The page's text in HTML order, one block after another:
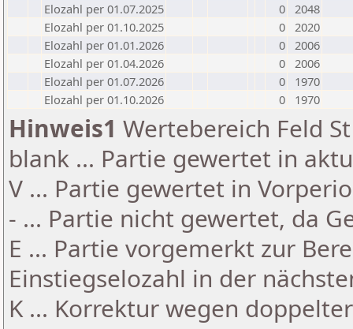
Elozahl per 01.07.2025
0 2048
Elozahl per 01.10.2025
0 2020
Elozahl per 01.01.2026
0 2006
Elozahl per 01.04.2026
0 2006
Elozahl per 01.07.2026
0
1970
Elozahl per 01.10.2026
0 1970
Hinweis1 Wertebereich Feld
blank ... Partie gewertet in
V ... Partie gewertet in
- ... Partie nicht gewertet, da
E ... Partie vorgemerkt zur
Einstiegselozahl in der
K ... Korrektur wegen